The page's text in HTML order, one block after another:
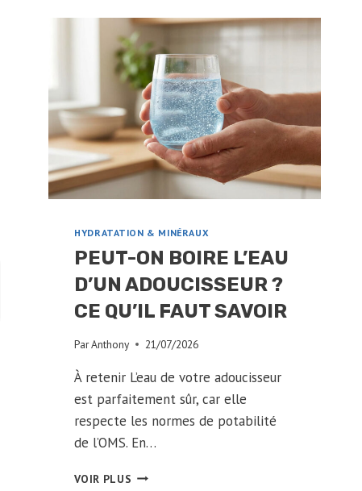
DANGER
RÉEL
OU
SOLUTION
POUR
VOTRE
SANTÉ
?
HYDRATATION & MINÉRAUX
PEUT-ON BOIRE L’EAU
D’UN ADOUCISSEUR ?
CE QU’IL FAUT SAVOIR
ParAnthony 21/07/2026
À retenir L’eau de votre adoucisseur
est parfaitement sûr, car elle
respecte les normes de potabilité
de l’OMS. En…
VOIR PLUS PEUT-